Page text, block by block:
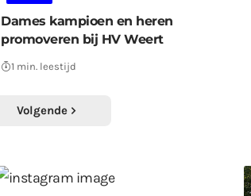
Dames kampioen en heren
promoveren bij HV Weert
1 min. leestijd
Volgende